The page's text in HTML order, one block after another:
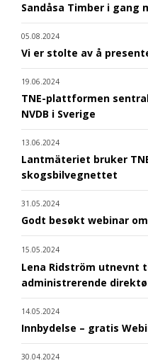
Sandåsa Timber i gang
05.08.2024
Vi er stolte av å
19.06.2024
TNE-plattformen
NVDB i Sverige
13.06.2024
Lantmäteriet bruker
skogsbilvegnettet
31.05.2024
Godt besøkt webinar
15.05.2024
Lena Ridström utnevnt
administrerende
14.05.2024
Innbydelse – gratis
30.04.2024